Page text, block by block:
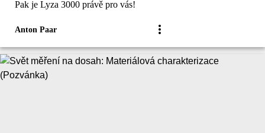
Pak je Lyza 3000 právě pro vás!
Anton Paar